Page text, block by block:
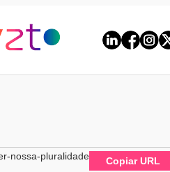
nossa-pluralidade Copiar URL